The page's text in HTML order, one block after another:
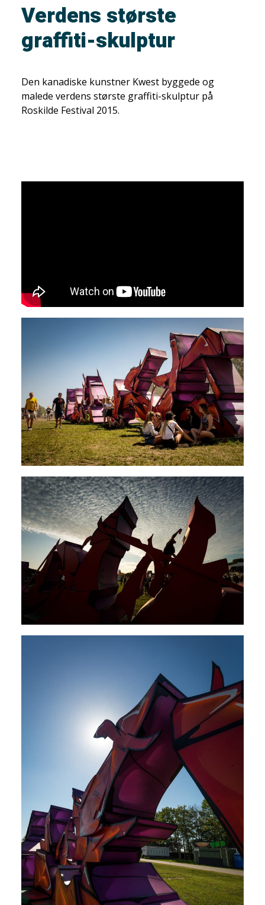
Verdens største
graffiti-skulptur
Den kanadiske kunstner Kwest byggede og
malede verdens største graffiti-skulptur på
Roskilde Festival 2015.